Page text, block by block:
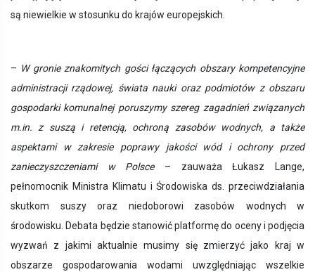
są niewielkie w stosunku do krajów europejskich.
– W gronie znakomitych gości łączących obszary kompetencyjne
administracji rządowej, świata nauki oraz podmiotów z obszaru
gospodarki komunalnej poruszymy szereg zagadnień związanych
m.in. z suszą i retencją, ochroną zasobów wodnych, a także
aspektami w zakresie poprawy jakości wód i ochrony przed
zanieczyszczeniami w Polsce– zauważa Łukasz Lange,
pełnomocnik Ministra Klimatu i Środowiska ds. przeciwdziałania
skutkom suszy oraz niedoborowi zasobów wodnych w
środowisku. Debata będzie stanowić platformę do oceny i podjęcia
wyzwań z jakimi aktualnie musimy się zmierzyć jako kraj w
obszarze gospodarowania wodami uwzględniając wszelkie